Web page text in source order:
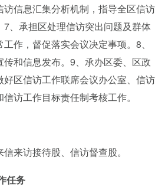
信息汇集分析机制，指导全区信访
、承担区处理信访突出问题及群体
作，督促落实会议决定事项。8、
和信息发布。9、承办区委、区政
好区信访工作联席会议办公室、信访
访工作目标责任制考核工作。
来访接待股、信访督查股。
任务